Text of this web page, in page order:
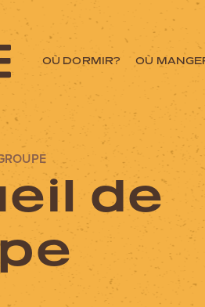
OÙ DORMIR? OÙ
commence
de